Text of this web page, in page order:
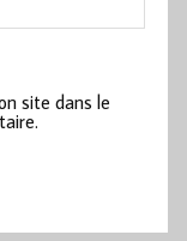
site dans le